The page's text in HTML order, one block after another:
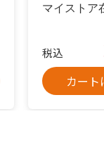
マイストア
税込
カート